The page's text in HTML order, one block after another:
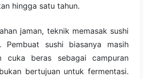
hingga satu tahun.
jaman, teknik memasak sushi
Pembuat sushi biasanya masih
cuka beras sebagai campuran
bertujuan untuk fermentasi.